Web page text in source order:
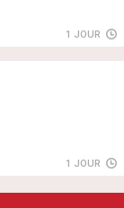
1 JOUR
1 JOUR